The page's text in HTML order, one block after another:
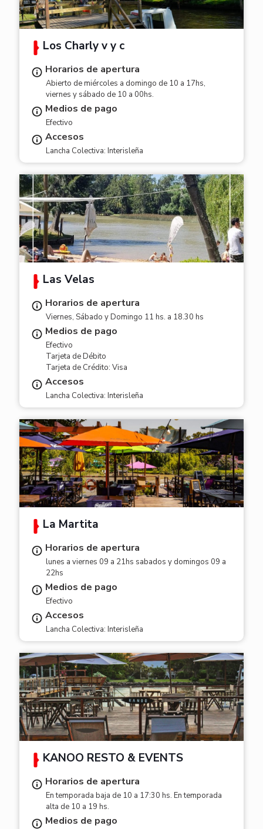
Los Charly v y c
Horarios de apertura
Abierto de miércoles a domingo de 10 a 17hs,
viernes y sábado de 10 a 00hs.
Medios de pago
Efectivo
Accesos
Lancha Colectiva: Interisleña
Las Velas
Horarios de apertura
Viernes, Sábado y Domingo 11 hs. a 18.30 hs
Medios de pago
Efectivo
Tarjeta de Débito
Tarjeta de Crédito: Visa
Accesos
Lancha Colectiva: Interisleña
La Martita
Horarios de apertura
lunes a viernes 09 a 21hs sabados y domingos 09 a
22hs
Medios de pago
Efectivo
Accesos
Lancha Colectiva: Interisleña
KANOO RESTÓ & EVENTS
Horarios de apertura
En temporada baja de 10 a 17:30 hs. En temporada
alta de 10 a 19 hs.
Medios de pago